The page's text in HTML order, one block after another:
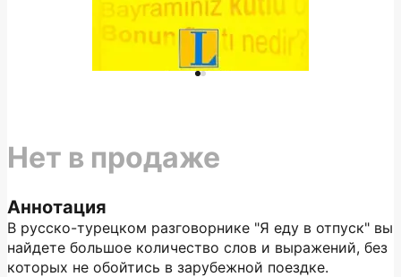
Аннотация
В русско-турецком разговорнике "Я еду в отпуск" вы
найдете большое количество слов и выражений, без
которых не обойтись в зарубежной поездке.
Нет в продаже